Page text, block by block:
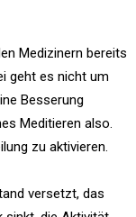
Medizinern bereits
geht es nicht um
Besserung
Meditieren also.
zu aktivieren.
versetzt, das